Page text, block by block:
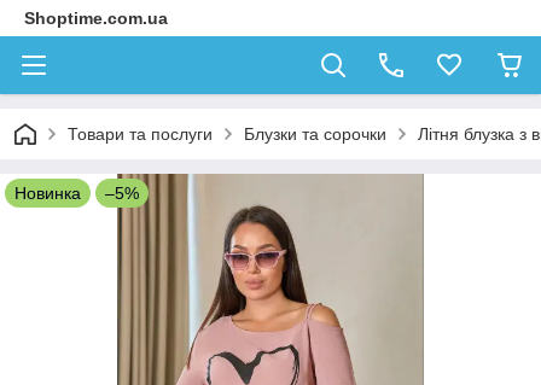
Shoptime.com.ua
Товари та послуги Блузки та сорочки Літня блузка з
Новинка –5%